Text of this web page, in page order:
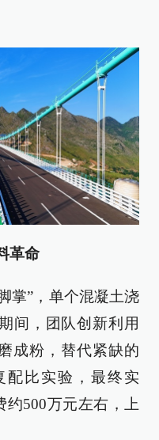
革命
掌”，单个混凝土浇
间，团队创新利用
成粉，替代紧缺的
配比实验，最终实
约500万元左右，上